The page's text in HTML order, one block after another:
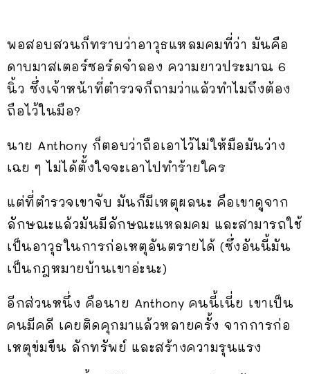
พอสอบสวนก็ทราบว่าอาวุธแหลมคมที่ว่า มันคือ
ดาบมาสเตอร์ซอร์ดจำลอง ความยาวประมาณ 6
นิ้ว ซึ่งเจ้าหน้าที่ตำรวจก็ถามว่าแล้วทำไมถึงต้อง
ถือไว้ในมือ?
นาย Anthony ก็ตอบว่าถือเอาไว้ไม่ให้มือมันว่าง
เฉย ๆ ไม่ได้ตั้งใจจะเอาไปทำร้ายใคร
แต่ที่ตำรวจเขาจับ มันก็มีเหตุผลนะ คือเขาดูจาก
ลักษณะแล้วมันมีลักษณะแหลมคม และสามารถใช้
เป็นอาวุธในการก่อเหตุอันตรายได้ (ซึ่งอันนี้มัน
เป็นกฎหมายบ้านเขาอ่ะนะ)
อีกส่วนหนึ่ง คือนาย Anthony คนนี้เนี่ย เขาเป็น
คนมีคดี เคยติดคุกมาแล้วหลายครั้ง จากการก่อ
เหตุข่มขืน ลักทรัพย์ และสร้างความรุนแรง